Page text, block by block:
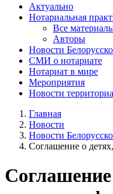
Актуально
Нотариальная
Все
Авторы
Новости
СМИ о нотариате
Нотариат в мире
Мероприятия
Новости
Главная
Новости
Новости
Соглашение о